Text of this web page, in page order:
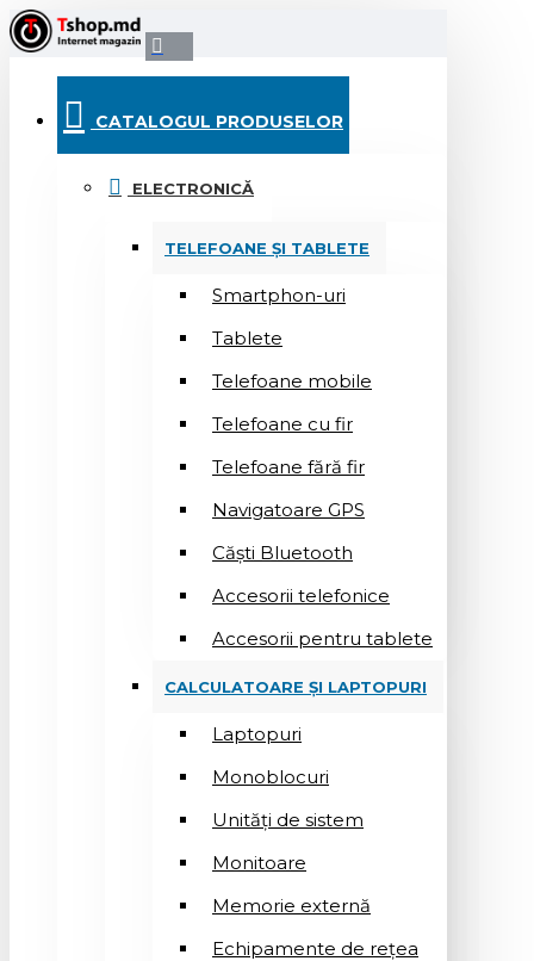
CATALOGUL PRODUSELOR
ELECTRONICĂ
TELEFOANE ȘI TABLETE
Smartphon-uri
Tablete
Telefoane mobile
Telefoane cu fir
Telefoane fără fir
Navigatoare GPS
Căști Bluetooth
Accesorii telefonice
Accesorii pentru tablete
CALCULATOARE ȘI LAPTOPURI
Laptopuri
Monoblocuri
Unități de sistem
Monitoare
Memorie externă
Echipamente de rețea